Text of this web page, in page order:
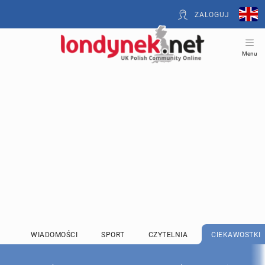
ZALOGUJ
Menu
WIADOMOŚCI SPORT CZYTELNIA CIEKAWOSTKI